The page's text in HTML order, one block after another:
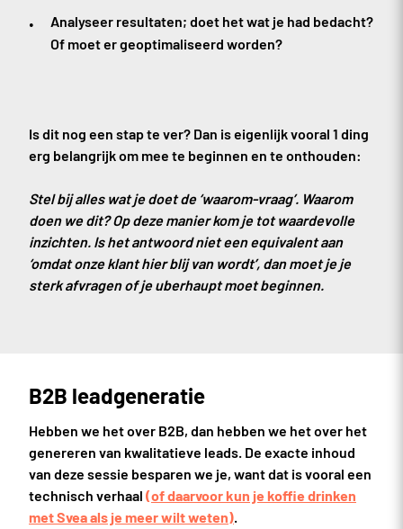
Analyseer resultaten; doet het wat je had bedacht?
Of moet er geoptimaliseerd worden?
Is dit nog een stap te ver? Dan is eigenlijk vooral 1 ding
erg belangrijk om mee te beginnen en te onthouden:
Stel bij alles wat je doet de ‘waarom-vraag’. Waarom
doen we dit?Op deze manier kom je tot waardevolle
inzichten. Is het antwoord niet een equivalent aan
‘omdat onze klant hier blij van wordt’, dan moet je je
sterk afvragen of je uberhaupt moet beginnen.
B2B leadgeneratie
Hebben we het over B2B, dan hebben we het over het
genereren van kwalitatieve leads. De exacte inhoud
van deze sessie besparen we je, want dat is vooral een
technisch verhaal (of daarvoor kun je koffie drinken
met Svea als je meer wilt weten).